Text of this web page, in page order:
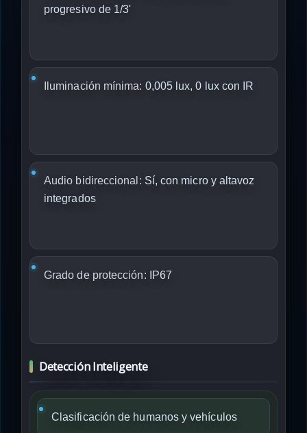
progresivo de 1/3'
Iluminación mínima: 0,005 lux, 0 lux con IR
Audio bidireccional: Sí, con micro y altavoz
integrados
Grado de protección: IP67
Detección Inteligente
Clasificación de humanos y vehículos